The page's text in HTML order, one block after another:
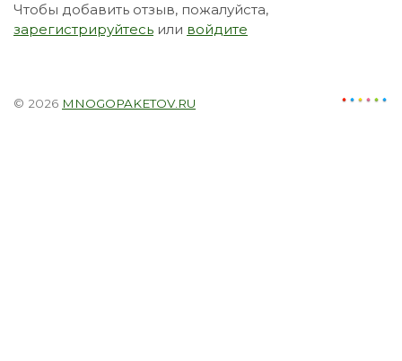
Чтобы добавить отзыв, пожалуйста,
зарегистрируйтесь или войдите
© 2026 MNOGOPAKETOV.RU